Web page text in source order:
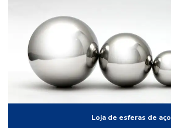
Fornecedor de esferas
Loja de esferas de aço
Microesfera de vidro
Microesfera de vidro preço
Loja de esferas de aço